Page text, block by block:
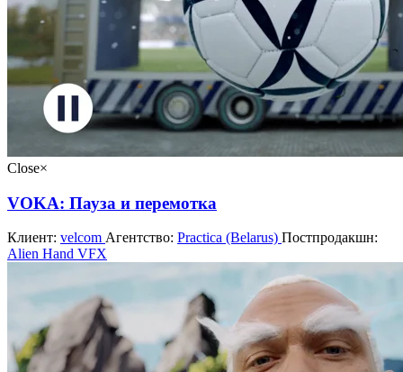
Close×
VOKA: Пауза и перемотка
Клиент: velcom Агентство: Practica (Belarus) Постпродакшн:
Alien Hand VFX